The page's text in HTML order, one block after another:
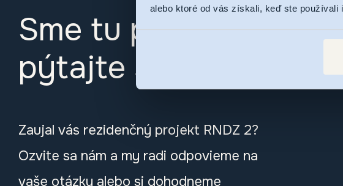
alebo ktoré od vás získali, keď ste používali
Sme tu pre vás,
pýtajte sa
Zaujal vás rezidenčný projekt RNDZ 2?
Ozvite sa nám a my radi odpovieme na
vaše otázky alebo si dohodneme